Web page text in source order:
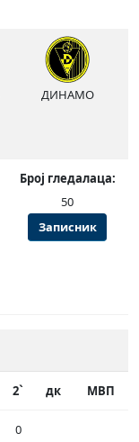
ДИНАМО
Број гледалаца:
50
Записник
2` дк МВП
0